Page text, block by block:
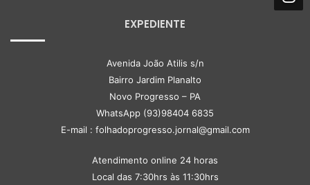
EXPEDIENTE
Avenida João Atilis s/n
Bairro Jardim Planalto
Novo Progresso – PA
WhatsApp (93)98404 6835
E-mail : folhadoprogresso.jornal@gmail.com
Atendimento online 24 horas
Local das 7:30hrs às 11:30hrs